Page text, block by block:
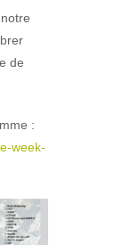
de
:
week-